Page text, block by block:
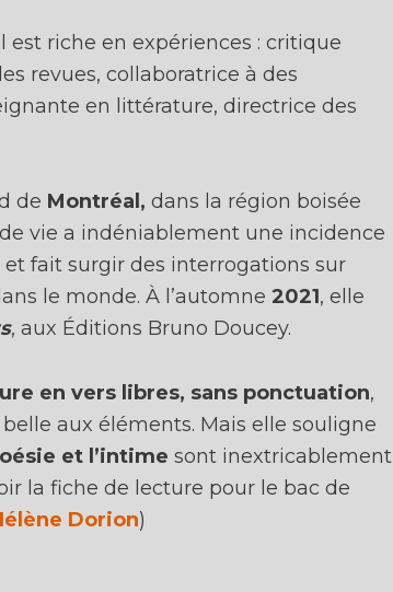
est riche en expériences : critique
revues, collaboratrice à des
en littérature, directrice des
de Montréal, dans la région boisée
vie a indéniablement une incidence
fait surgir des interrogations sur
le monde. À l’automne 2021, elle
, aux Éditions Bruno Doucey.
en vers libres, sans ponctuation,
aux éléments. Mais elle souligne
et l’intime sont inextricablement
la fiche de lecture pour le bac de
Dorion)